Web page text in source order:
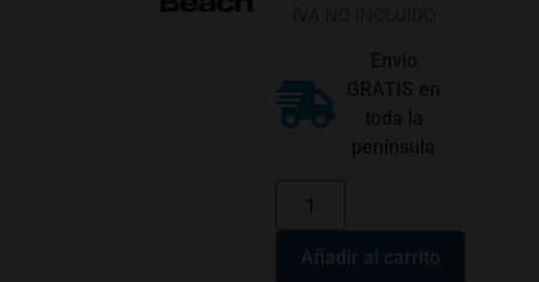
Añadir al carrito